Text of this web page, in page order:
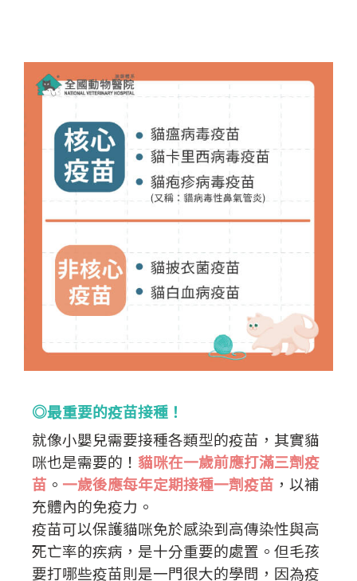
◎最重要的疫苗接種！
就像小嬰兒需要接種各類型的疫苗，其實貓
咪也是需要的！ 貓咪在一歲前應打滿三劑疫
苗 。 一歲後應每年定期接種一劑疫苗 ，以補
充體內的免疫力。
疫苗可以保護貓咪免於感染到高傳染性與高
死亡率的疾病，是十分重要的處置。但毛孩
要打哪些疫苗則是一門很大的學問，因為疫